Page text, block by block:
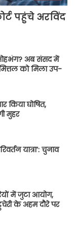
पहुंचे अरविंद
अब संसद में
को मिला उप-
किया घोषित,
मुहर
यात्रा’: चुनाव
में जुटा आयोग,
के अहम दौरे पर